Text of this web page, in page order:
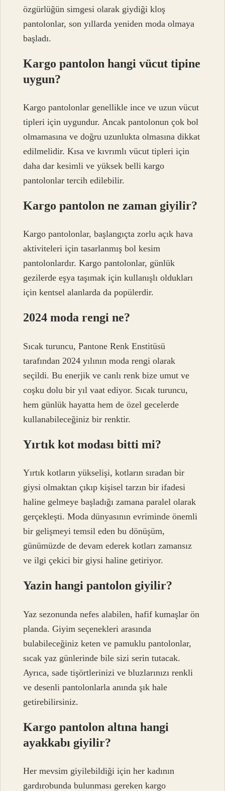
özgürlüğün simgesi olarak giydiği kloş
pantolonlar, son yıllarda yeniden moda olmaya
başladı.
Kargo pantolon hangi vücut tipine
uygun?
Kargo pantolonlar genellikle ince ve uzun vücut
tipleri için uygundur. Ancak pantolonun çok bol
olmamasına ve doğru uzunlukta olmasına dikkat
edilmelidir. Kısa ve kıvrımlı vücut tipleri için
daha dar kesimli ve yüksek belli kargo
pantolonlar tercih edilebilir.
Kargo pantolon ne zaman giyilir?
Kargo pantolonlar, başlangıçta zorlu açık hava
aktiviteleri için tasarlanmış bol kesim
pantolonlardır. Kargo pantolonlar, günlük
gezilerde eşya taşımak için kullanışlı oldukları
için kentsel alanlarda da popülerdir.
2024 moda rengi ne?
Sıcak turuncu, Pantone Renk Enstitüsü
tarafından 2024 yılının moda rengi olarak
seçildi. Bu enerjik ve canlı renk bize umut ve
coşku dolu bir yıl vaat ediyor. Sıcak turuncu,
hem günlük hayatta hem de özel gecelerde
kullanabileceğiniz bir renktir.
Yırtık kot modası bitti mi?
Yırtık kotların yükselişi, kotların sıradan bir
giysi olmaktan çıkıp kişisel tarzın bir ifadesi
haline gelmeye başladığı zamana paralel olarak
gerçekleşti. Moda dünyasının evriminde önemli
bir gelişmeyi temsil eden bu dönüşüm,
günümüzde de devam ederek kotları zamansız
ve ilgi çekici bir giysi haline getiriyor.
Yazin hangi pantolon giyilir?
Yaz sezonunda nefes alabilen, hafif kumaşlar ön
planda. Giyim seçenekleri arasında
bulabileceğiniz keten ve pamuklu pantolonlar,
sıcak yaz günlerinde bile sizi serin tutacak.
Ayrıca, sade tişörtlerinizi ve bluzlarınızı renkli
ve desenli pantolonlarla anında şık hale
getirebilirsiniz.
Kargo pantolon altına hangi
ayakkabı giyilir?
Her mevsim giyilebildiği için her kadının
gardırobunda bulunması gereken kargo